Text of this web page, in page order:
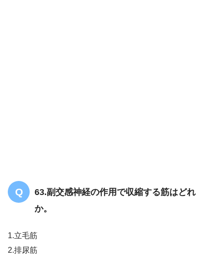
63.副交感神経の作用で収縮する筋はどれ
か。
1.立毛筋
2.排尿筋